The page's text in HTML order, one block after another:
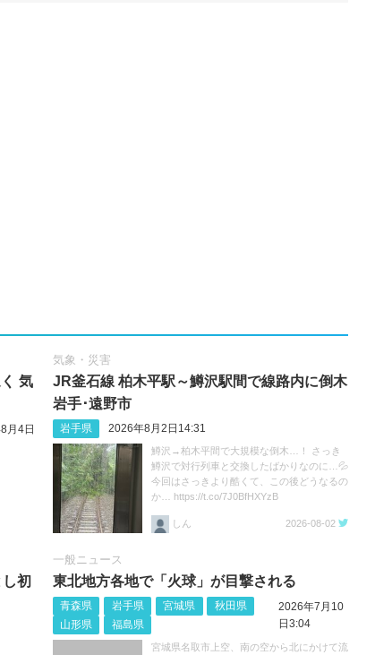
気
月4日
気象・災害
JR釜石線 柏木平駅～鱒沢駅間で線路内に倒木
岩手･遠野市
岩手県 2026年8月2日14:31
鱒沢→柏木平間で大規模な倒木…！ さっき
鱒沢で対行列車と交換したばかりなのに…💦
今回はさっきより酷くて、この後どうなるの
か… https://t.co/7J0BfHXYzB
しん 2026-08-02
初
一般ニュース
東北地方各地で「火球」が目撃される
青森県 岩手県 宮城県
秋田県
山形県
福島県
2026年7月10
日3:04
宮城県名取市上空、南の空から北にかけて流